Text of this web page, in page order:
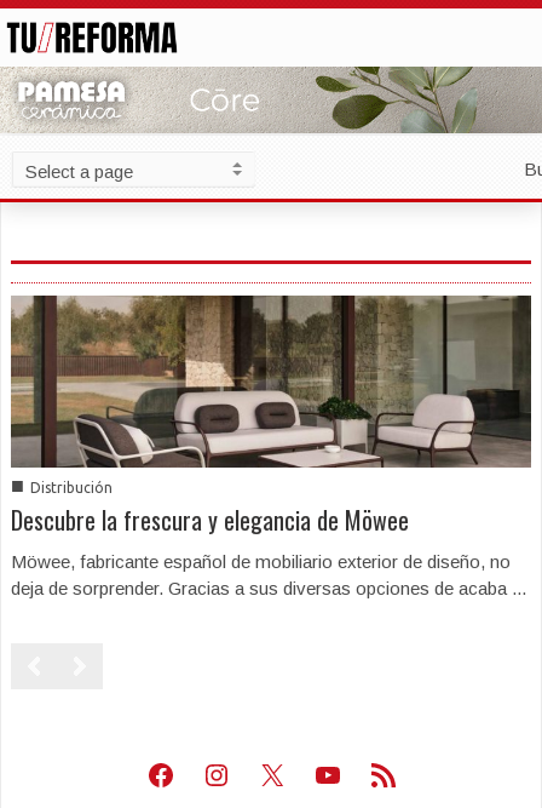
■ Distribución
Descubre la frescura y elegancia de Möwee
Möwee, fabricante español de mobiliario exterior de diseño, no
deja de sorprender. Gracias a sus diversas opciones de acaba ...
Facebook
Instagram
X Youtube
Feed RSS